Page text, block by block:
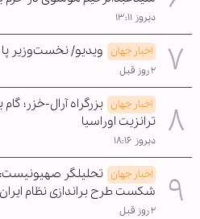
دیروز ۱۳:۱۱
اخبار جهان ویدیو/ نخست‌وزیر
۲ روز قبل
اخبار جهان بزرگراه آرال-خزر؛
ترانزیت اوراسیا
دیروز ۱۸:۱۶
اخبار جهان تحلیلگر
شکست طرح براندازی نظام
۲ روز قبل